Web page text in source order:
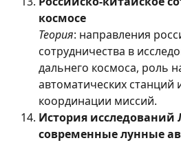
космосе
Теория: направления
сотрудничества в
дальнего космоса, роль
автоматических
координации миссий.
История исследований
современные лунные